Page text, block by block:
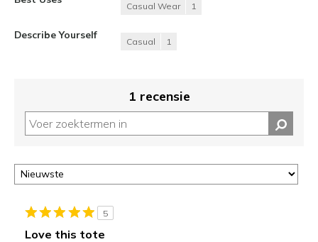
Casual Wear 1
Describe Yourself
Casual 1
1 recensie
5
Love this tote